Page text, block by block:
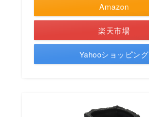
Amazon
楽天市場
Yahooショッピング